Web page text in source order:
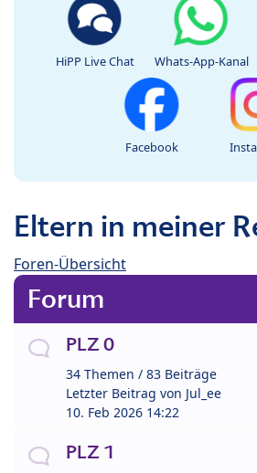
HiPP Live Chat Whats-App-Kanal
Facebook
Eltern in meiner
Foren-Übersicht
Forum
PLZ 0
34 Themen / 83 Beiträge
Letzter Beitrag von Jul_ee
10. Feb 2026 14:22
PLZ 1